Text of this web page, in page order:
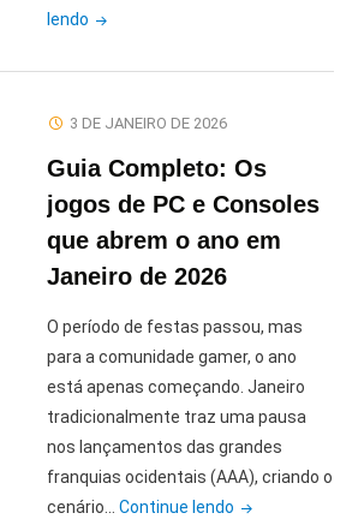
lendo "Guia
Requisitos
Ring,
Cyberpunk
2077
Hollow
Knight"
3 DE JANEIRO DE 2026
Guia Completo: Os
jogos de PC e Consoles
que abrem o ano em
Janeiro de 2026
O período de festas passou, mas
para a comunidade gamer, o ano
está apenas começando. Janeiro
tradicionalmente traz uma pausa
nos lançamentos das grandes
franquias ocidentais (AAA), criando o
cenário…Continue lendo "Guia